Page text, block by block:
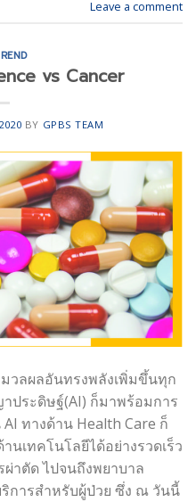
Leave a comment
vs Cancer
BY GPBS TEAM
วลผลอันทรงพลังเพิ่มขึ้นทุก
ประดิษฐ์(AI) ก็มาพร้อมการ
ทางด้าน Health Care ก็
นเทคโนโลยีได้อย่างรวดเร็ว
าตัด ไปจนถึงพยาบาล
การสำหรับผู้ป่วย ซึ่ง ณ วันนี้